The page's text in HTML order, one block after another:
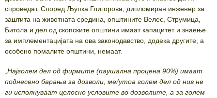
спроведат. Според Љупка Глигорова, диплoмирaн инженер зa
зaштитa нa живoтнaта срединa, општините Велес, Струмица,
Битола и дел од скопските општини имаат капацитет и знаење
за имплементацијата на ова законодавство, додека другите, а
особено помалите општини, немаат.
„Најголем дел од фирмите (паушална процена 90%) имаат
поднесено барања за дозволи, меѓутоа голем дел од нив не
ги исполнуваат целосно условите во дозволите, а за голем